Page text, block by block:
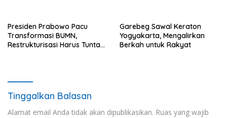
Presiden Prabowo Pacu
Transformasi BUMN,
Restrukturisasi Harus Tuntas
Garebeg Sawal Keraton
Yogyakarta, Mengalirkan
Berkah untuk Rakyat
Tinggalkan Balasan
Alamat email Anda tidak akan dipublikasikan. Ruas yang wajib